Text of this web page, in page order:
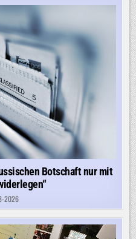
Botschaft nur mit
2026